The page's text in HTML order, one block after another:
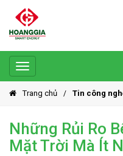
Toggle
navigation
Trang
chủ
Sản
phẩm
Giải
Ứng
dụng
Trang chủ Tin công
Những Rủi Ro
Mặt Trời Mà Ít